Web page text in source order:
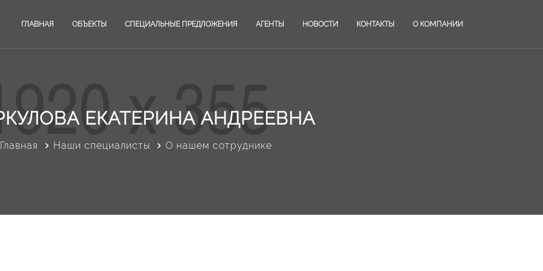
ГЛАВНАЯ ОБЪЕКТЫ СПЕЦИАЛЬНЫЕ ПРЕДЛОЖЕНИЯ АГЕНТЫ НОВОСТИ КОНТАКТЫ О КОМПАНИИ
ЕКАТЕРИНА АНДРЕЕВНА
Главная Наши специалисты О нашем сотруднике